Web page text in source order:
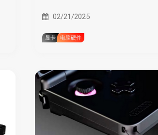
02/21/2025
显卡 电脑硬件